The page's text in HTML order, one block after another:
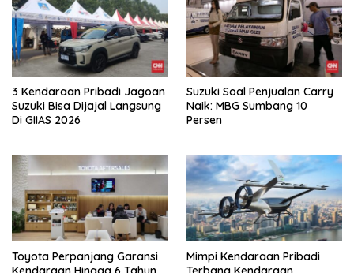
3 Kendaraan Pribadi Jagoan
Suzuki Bisa Dijajal Langsung
Di GIIAS 2026
Suzuki Soal Penjualan Carry
Naik: MBG Sumbang 10
Persen
Toyota Perpanjang Garansi
Mimpi Kendaraan Pribadi